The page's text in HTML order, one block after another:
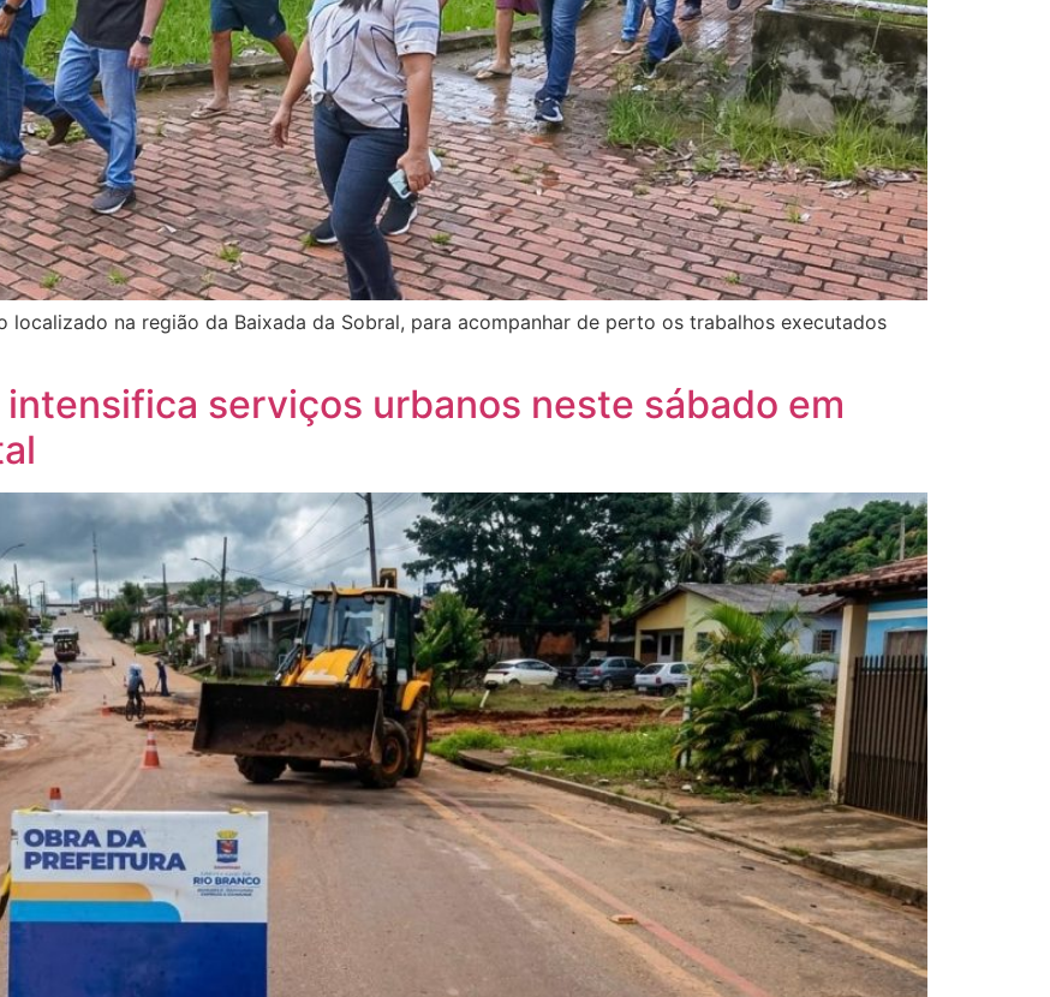
na região da Baixada da Sobral, para acompanhar de perto os trabalhos executados
serviços urbanos neste sábado em